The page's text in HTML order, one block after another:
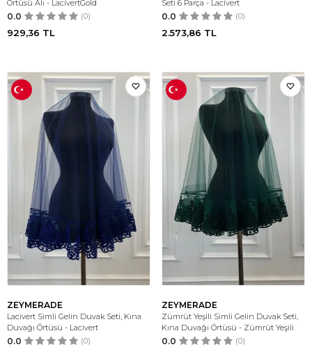
Örtüsü Alı - LacivertGold
0.0 (0)
929,36 TL
Seti 6 Parça - Lacivert
0.0 (0)
2.573,86 TL
ZEYMERADE
Lacivert Simli Gelin Duvak Seti, Kına
Duvağı Örtüsü - Lacivert
0.0 (0)
ZEYMERADE
Zümrüt Yeşili Simli Gelin Duvak Seti,
Kına Duvağı Örtüsü - Zümrüt Yeşili
0.0 (0)